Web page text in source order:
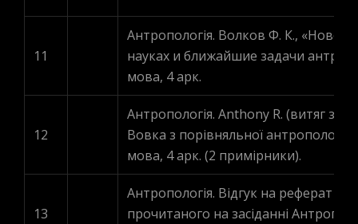
11
Антропологія. Волков Ф. К.,
науках и ближайшие задачи
мова, 4 арк.
12
Антропологія. Anthony R. (витяг з
Вовка з порівняльної
мова, 4 арк. (2 примірники).
13
Антропологія. Відгук на реферат
прочитаного на засіданні